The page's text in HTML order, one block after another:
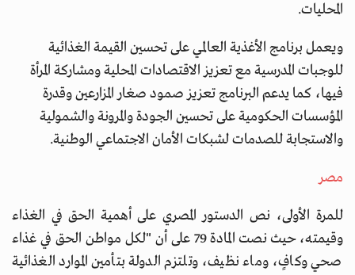
المحليات.
ويعمل برنامج الأغذية العالمي على تحسين القيمة الغذائية
للوجبات المدرسية مع تعزيز الاقتصادات المحلية ومشاركة المرأة
فيها، كما يدعم البرنامج تعزيز صمود صغار المزارعين وقدرة
المؤسسات الحكومية على تحسين الجودة والمرونة والشمولية
والاستجابة للصدمات لشبكات الأمان الاجتماعي الوطنية.
مصر
للمرة الأولى، نص الدستور المصري على أهمية الحق في الغذاء
وقيمته، حيث نصت المادة 79 على أن "لكل مواطن الحق في غذاء
صحي وكافٍ، وماء نظيف، وتلتزم الدولة بتأمين الموارد الغذائية